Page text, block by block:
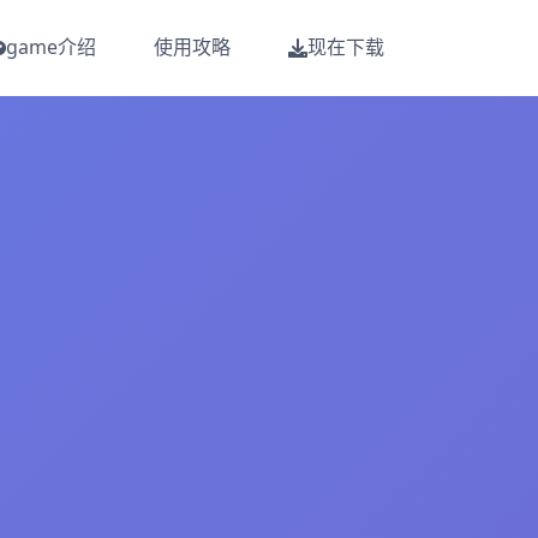
game介绍 使用攻略 现在下载